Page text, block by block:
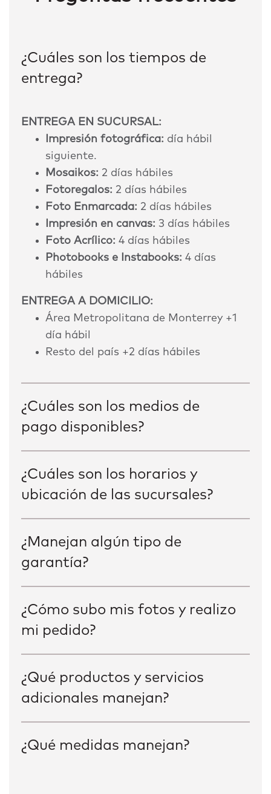
¿Cuáles son los tiempos de
entrega?
ENTREGA EN SUCURSAL:
Impresión fotográfica: día hábil
siguiente.
Mosaikos: 2 días hábiles
Fotoregalos: 2 días hábiles
Foto Enmarcada: 2 días hábiles
Impresión en canvas: 3 días hábiles
Foto Acrílico: 4 días hábiles
Photobooks e Instabooks: 4 días
hábiles
ENTREGA A DOMICILIO:
Área Metropolitana de Monterrey +1
día hábil
Resto del país +2 días hábiles
¿Cuáles son los medios de
pago disponibles?
¿Cuáles son los horarios y
ubicación de las sucursales?
¿Manejan algún tipo de
garantía?
¿Cómo subo mis fotos y realizo
mi pedido?
¿Qué productos y servicios
adicionales manejan?
¿Qué medidas manejan?